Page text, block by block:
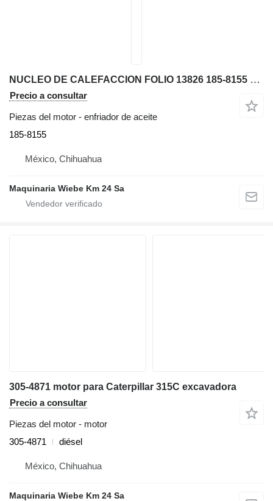
NUCLEO DE CALEFACCION FOLIO 13826 185-8155 enfriador de aceite para Caterpillar 312C, 315C, 31 excavadora
Precio a consultar
Piezas del motor - enfriador de aceite
185-8155
México, Chihuahua
Maquinaria Wiebe Km 24 Sa
305-4871 motor para Caterpillar 315C excavadora
Precio a consultar
Piezas del motor - motor
305-4871
diésel
México, Chihuahua
Maquinaria Wiebe Km 24 Sa